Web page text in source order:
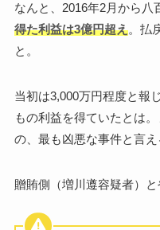
なんと、2016年2月から八
得た利益は3億円超え。払
と。
当初は3,000万円程度と報
もの利益を得ていたとは
の、最も凶悪な事件と言え
贈賄側（増川遵容疑者）